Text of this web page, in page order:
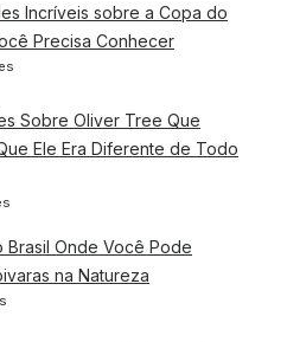
Incríveis sobre a Copa do
Precisa Conhecer
Sobre Oliver Tree Que
Ele Era Diferente de Todo
Brasil Onde Você Pode
na Natureza